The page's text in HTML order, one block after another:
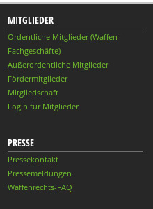
MITGLIEDER
Ordentliche Mitglieder (Waffen-
Fachgeschäfte)
Außerordentliche Mitglieder
Fördermitglieder
Mitgliedschaft
Login für Mitglieder
PRESSE
Pressekontakt
Pressemeldungen
Waffenrechts-FAQ